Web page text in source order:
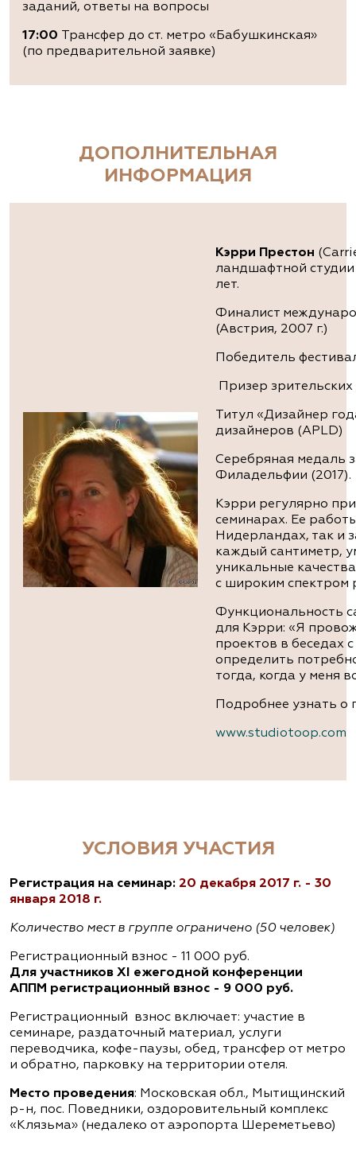
заданий, ответы на вопросы
17:00 Трансфер до ст. метро «Бабушкинская»
(по предварительной заявке)
ДОПОЛНИТЕЛЬНАЯ
ИНФОРМАЦИЯ
Кэрри Престон
ландшафтной студии
лет.
Финалист
(Австрия, 2007 г.)
Победитель
Призер
Титул «Дизайнер
дизайнеров (APLD)
Серебряная медаль
Филадельфии (2017).
Кэрри регулярно
семинарах. Ее
Нидерландах, так и
каждый сантиметр,
уникальные
с широким спектром
Функциональность
для Кэрри: «Я
проектов в беседах
определить
тогда, когда у меня
Подробнее узнать о
www.studiotoop.com
УСЛОВИЯ УЧАСТИЯ
Регистрация на семинар: 20 декабря 2017 г. - 30
января 2018 г.
Количество мест в группе ограничено (50 человек)
Регистрационный взнос - 11 000 руб.
Для участников XI ежегодной конференции
АППМ регистрационный взнос - 9 000 руб.
Регистрационный взнос включает: участие в
семинаре, раздаточный материал, услуги
переводчика, кофе-паузы, обед, трансфер от метро
и обратно, парковку на территории отеля.
Место проведения: Московская обл., Мытищинский
р-н, пос. Поведники, оздоровительный комплекс
«Клязьма» (недалеко от аэропорта Шереметьево)